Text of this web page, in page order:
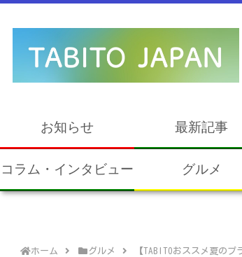
お知らせ 最新記事
コラム・インタビュー グルメ
ホーム グルメ
【TABITOおススメ夏の